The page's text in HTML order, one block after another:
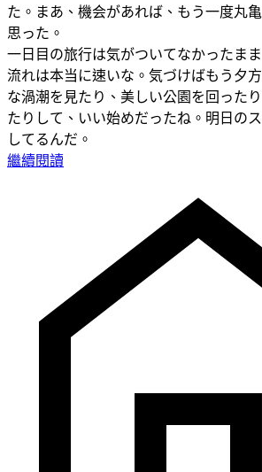
た。まあ、機会があれば、もう一度丸
思った。
一日目の旅行は気がついてなかったま
流れは本当に速いな。気づけばもう夕
な渦潮を見たり、美しい公園を回った
たりして、いい始めだったね。明日の
してるんだ。
繼續閱讀